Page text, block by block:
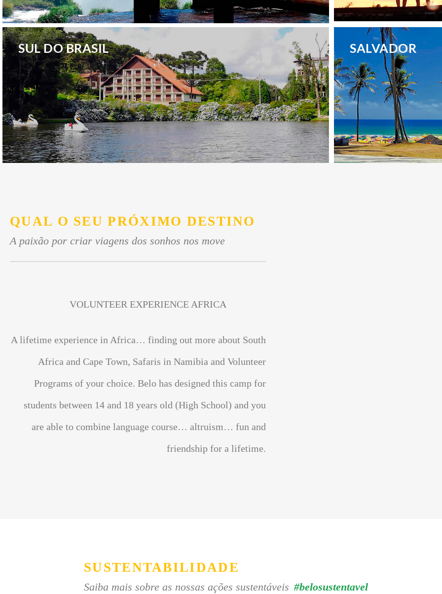
. .
SUL DO BRASIL SALVADOR
QUAL O SEU PRÓXIMO DESTINO
A paixão por criar viagens dos sonhos nos move
VOLUNTEER EXPERIENCE AFRICA
A lifetime experience in Africa… finding out more about South
Africa and Cape Town, Safaris in Namibia and Volunteer
Programs of your choice. Belo has designed this camp for
students between 14 and 18 years old (High School) and you
are able to combine language course… altruism… fun and
friendship for a lifetime.
SUSTENTABILIDADE
Saiba mais sobre as nossas ações sustentáveis #belosustentavel